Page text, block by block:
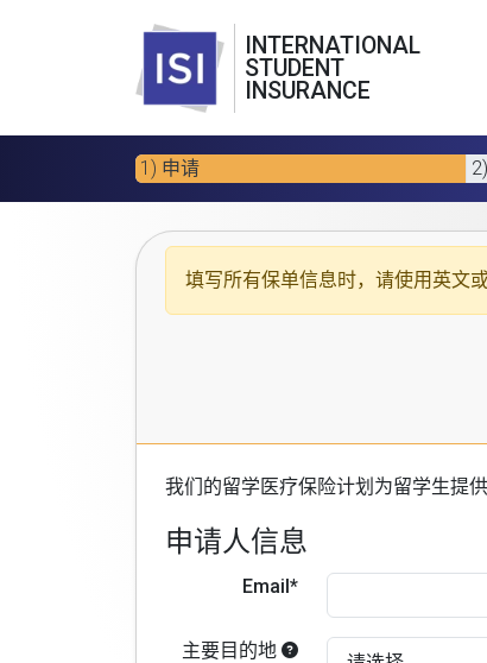
INTERNATIONAL
STUDENT
INSURANCE
1) 申请
填写所有保单信息时，请使用 英文
我们的留学医疗保险计划 为留学生提
申请人信息
Email*
主要目的地